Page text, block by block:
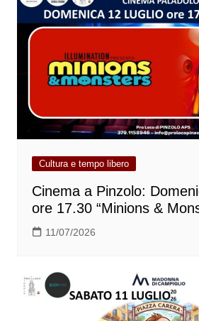
Cultura e tempo libero
Cinema a Pinzolo:
ore 17.30 “Minions &
11/07/2026